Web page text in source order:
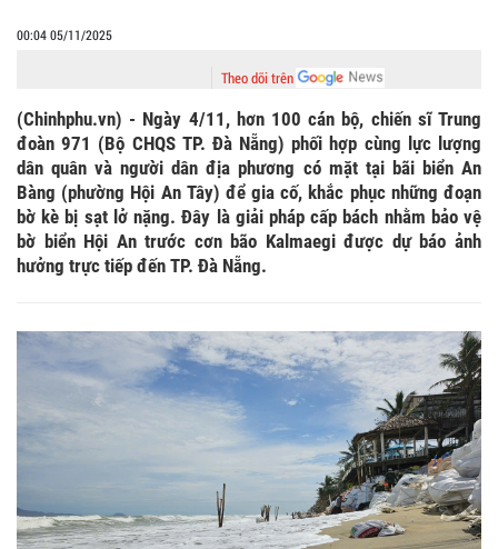
00:04 05/11/2025
Theo dõi trên
(Chinhphu.vn) - Ngày 4/11, hơn 100 cán bộ, chiến sĩ Trung
đoàn 971 (Bộ CHQS TP. Đà Nẵng) phối hợp cùng lực lượng
dân quân và người dân địa phương có mặt tại bãi biển An
Bàng (phường Hội An Tây) để gia cố, khắc phục những đoạn
bờ kè bị sạt lở nặng. Đây là giải pháp cấp bách nhằm bảo vệ
bờ biển Hội An trước cơn bão Kalmaegi được dự báo ảnh
hưởng trực tiếp đến TP. Đà Nẵng.